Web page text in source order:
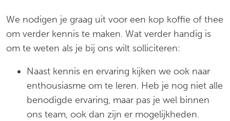
We nodigen je graag uit voor een kop koffie of thee
om verder kennis te maken. Wat verder handig is
om te weten als je bij ons wilt solliciteren:
Naast kennis en ervaring kijken we ook naar
enthousiasme om te leren. Heb je nog niet alle
benodigde ervaring, maar pas je wel binnen
ons team, ook dan zijn er mogelijkheden.